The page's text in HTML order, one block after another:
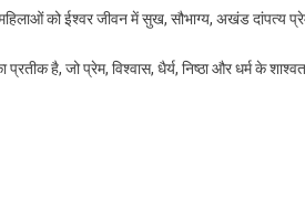
को ईश्वर जीवन में सुख, सौभाग्य, अखंड दांपत्य
है, जो प्रेम, विश्वास, धैर्य, निष्ठा और धर्म के